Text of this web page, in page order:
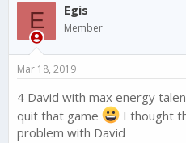
E Egis
Member
Mar 18, 2019
4 David with max energy
quit that game
I thought
problem with David